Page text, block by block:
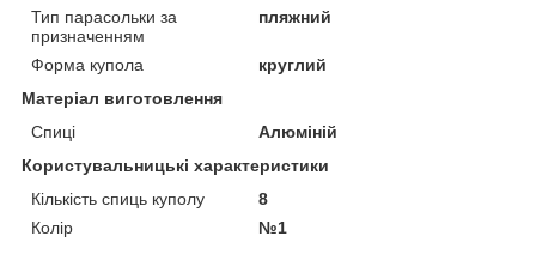
Тип парасольки за
призначенням
пляжний
Форма купола
круглий
Матеріал виготовлення
Спиці
Алюміній
Користувальницькі характеристики
Кількість спиць куполу
8
Колір
№1